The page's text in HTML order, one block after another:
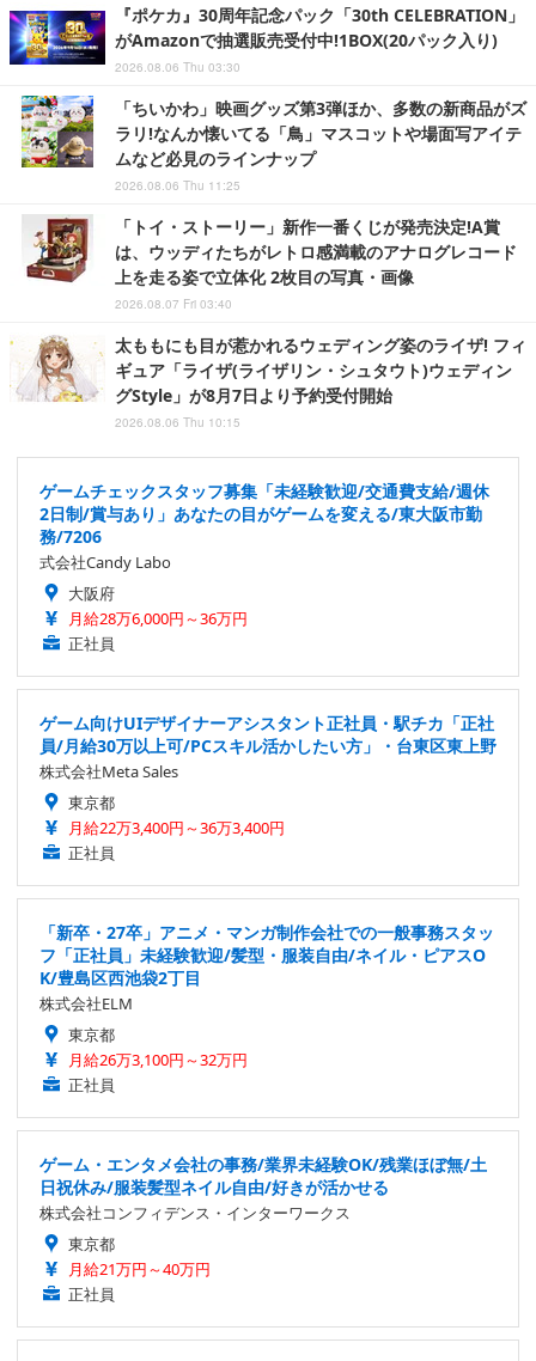
『ポケカ』30周年記念パック「30th CELEBRATION」
がAmazonで抽選販売受付中!1BOX(20パック入り)
2026.08.06 Thu 03:30
「ちいかわ」映画グッズ第3弾ほか、多数の新商品がズ
ラリ!なんか懐いてる「鳥」マスコットや場面写アイテ
ムなど必見のラインナップ
2026.08.06 Thu 11:25
「トイ・ストーリー」新作一番くじが発売決定!A賞
は、ウッディたちがレトロ感満載のアナログレコード
上を走る姿で立体化 2枚目の写真・画像
2026.08.07 Fri 03:40
太ももにも目が惹かれるウェディング姿のライザ! フィ
ギュア「ライザ(ライザリン・シュタウト)ウェディン
グStyle」が8月7日より予約受付開始
2026.08.06 Thu 10:15
ゲームチェックスタッフ募集「未経験歓迎/交通費支給/週休
2日制/賞与あり」あなたの目がゲームを変える/東大阪市勤
務/7206
式会社Candy Labo
大阪府
月給28万6,000円～36万円
正社員
ゲーム向けUIデザイナーアシスタント正社員・駅チカ「正社
員/月給30万以上可/PCスキル活かしたい方」・台東区東上野
株式会社Meta Sales
東京都
月給22万3,400円～36万3,400円
正社員
「新卒・27卒」アニメ・マンガ制作会社での一般事務スタッ
フ「正社員」未経験歓迎/髪型・服装自由/ネイル・ピアスO
K/豊島区西池袋2丁目
株式会社ELM
東京都
月給26万3,100円～32万円
正社員
ゲーム・エンタメ会社の事務/業界未経験OK/残業ほぼ無/土
日祝休み/服装髪型ネイル自由/好きが活かせる
株式会社コンフィデンス・インターワークス
東京都
月給21万円～40万円
正社員